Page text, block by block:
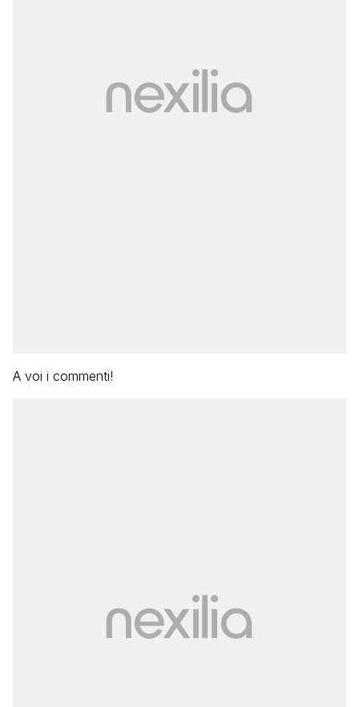
A voi i commenti!